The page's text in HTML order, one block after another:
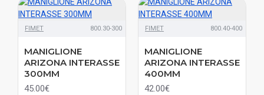
FIMET 800.30-300
MANIGLIONE
ARIZONA INTERASSE
300MM
45.00€
FIMET 800.40-400
MANIGLIONE
ARIZONA INTERASSE
400MM
42.00€